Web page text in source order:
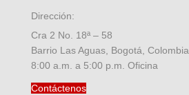
Dirección:
Cra 2 No. 18ª – 58
Barrio Las Aguas, Bogotá, Colombia
8:00 a.m. a 5:00 p.m. Oficina
Contáctenos